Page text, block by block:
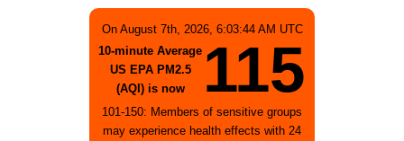
On August 7th, 2026, 6:03:44 AM UTC
10-minute Average
US EPA PM2.5
(AQI) is now
115
101-150: Members of sensitive groups
may experience health effects with 24